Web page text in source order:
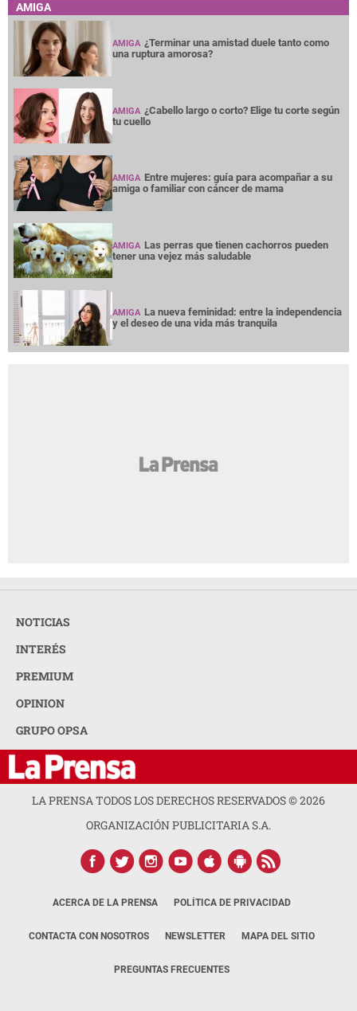
AMIGA
AMIGA ¿Terminar una amistad duele tanto como
una ruptura amorosa?
AMIGA ¿Cabello largo o corto? Elige tu corte según
tu cuello
AMIGA Entre mujeres: guía para acompañar a su
amiga o familiar con cáncer de mama
AMIGA Las perras que tienen cachorros pueden
tener una vejez más saludable
AMIGA La nueva feminidad: entre la independencia
y el deseo de una vida más tranquila
NOTICIAS
INTERÉS
PREMIUM
OPINION
GRUPO OPSA
LA PRENSA TODOS LOS DERECHOS RESERVADOS ©2026
ORGANIZACIÓN PUBLICITARIA S.A.
ACERCA DE LA PRENSA POLÍTICA DE PRIVACIDAD
CONTACTA CON NOSOTROS NEWSLETTER MAPA DEL SITIO
PREGUNTAS FRECUENTES